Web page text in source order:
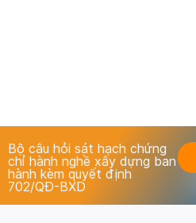
Bộ câu hỏi sát hạch chứng
chỉ hành nghề xây dựng ban
hành kèm quyết định
702/QĐ-BXD